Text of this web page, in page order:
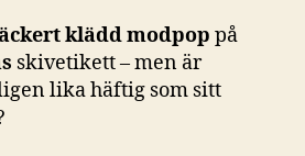
klädd modpop på
skivetikett – men är
lika häftig som sitt